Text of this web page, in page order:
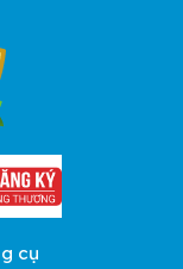
cụ